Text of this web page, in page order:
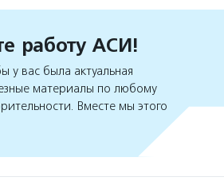
работу АСИ!
у вас была актуальная
материалы по любому
Вместе мы этого